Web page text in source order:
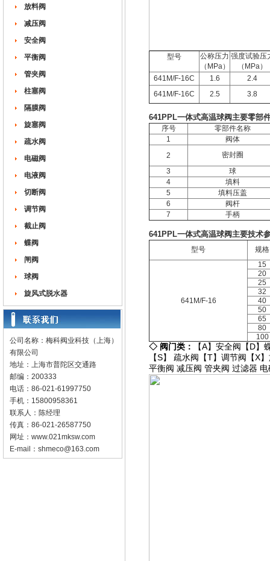
放料阀
减压阀
安全阀
平衡阀
管夹阀
柱塞阀
隔膜阀
旋塞阀
疏水阀
电磁阀
电液阀
切断阀
调节阀
截止阀
蝶阀
闸阀
球阀
旋风式脱水器
公司名称：梅科阀业科技（上海）
有限公司
地址：上海市普陀区交通路
邮编：200333
电话：86-021-61997750
手机：15800958361
联系人：陈经理
传真：86-021-26587750
网址： www.021mksw.com
E-mail： shmeco@163.com
型号
公称压力
（MPa）
强度试验压
（MPa）
641M/F-16C
1.6
2.4
641M/F-16C
2.5 3.8
641PPL一体式高温球阀主要零部
序号
零部件名称
1
阀体
2
密封圈
3
球
4
填料
5
填料压盖
6
阀杆
7
手柄
641PPL一体式高温球阀主要技术
型号 规格
641M/F-16
15
20
25
32
40
50
65
80
100
◇ 阀门类： 【A】 安全阀 【D】
【S】 疏水阀 【T】 调节阀 【X】
平衡阀 减压阀 管夹阀 过滤器